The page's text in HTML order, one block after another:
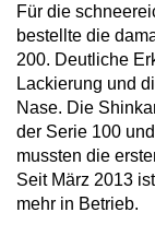
Für die
bestellte die
200. Deutliche
Lackierung und
Nase. Die
der Serie 100
mussten die
Seit März 2013
mehr in Betrieb.